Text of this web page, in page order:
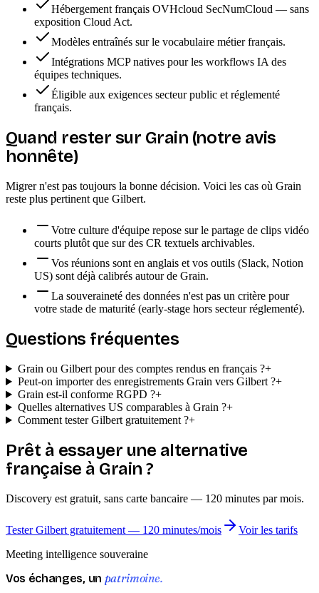
Hébergement français OVHcloud SecNumCloud — sans
exposition Cloud Act.
Modèles entraînés sur le vocabulaire métier français.
Intégrations MCP natives pour les workflows IA des
équipes techniques.
Éligible aux exigences secteur public et réglementé
français.
Quand rester sur Grain (notre avis
honnête)
Migrer n'est pas toujours la bonne décision. Voici les cas où Grain
reste plus pertinent que Gilbert.
Votre culture d'équipe repose sur le partage de clips vidéo
courts plutôt que sur des CR textuels archivables.
Vos réunions sont en anglais et vos outils (Slack, Notion
US) sont déjà calibrés autour de Grain.
La souveraineté des données n'est pas un critère pour
votre stade de maturité (early-stage hors secteur réglementé).
Questions fréquentes
Grain ou Gilbert pour des comptes rendus en français ?+
Peut-on importer des enregistrements Grain vers Gilbert ?+
Grain est-il conforme RGPD ?+
Quelles alternatives US comparables à Grain ?+
Comment tester Gilbert gratuitement ?+
Prêt à essayer une alternative
française à Grain ?
Discovery est gratuit, sans carte bancaire — 120 minutes par mois.
Tester Gilbert gratuitement — 120 minutes/mois
Voir les tarifs
Meeting intelligence souveraine
Vos échanges, un patrimoine.